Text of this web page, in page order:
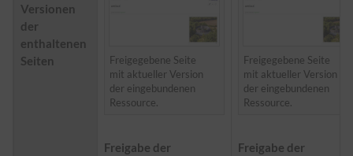
Versionen
der
enthaltenen
Seiten
Freigegebene Seite
mit aktueller Version
der eingebundenen
Ressource.
Freigabe der
Freigegebene Seite
mit aktueller Version
der eingebundenen
Ressource.
Freigabe der